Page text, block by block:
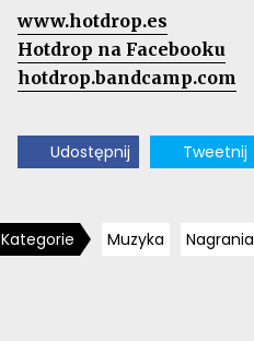
www.hotdrop.es
Hotdrop na Facebooku
hotdrop.bandcamp.com
Udostępnij Tweetnij
Kategorie Muzyka Nagrania